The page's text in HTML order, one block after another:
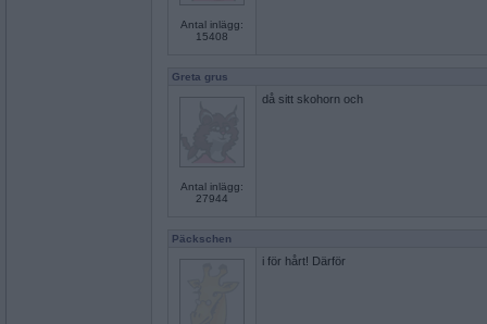
Antal inlägg:
15408
Greta grus
Antal inlägg:
27944
då sitt skohorn och
Päckschen
i för hårt! Därför